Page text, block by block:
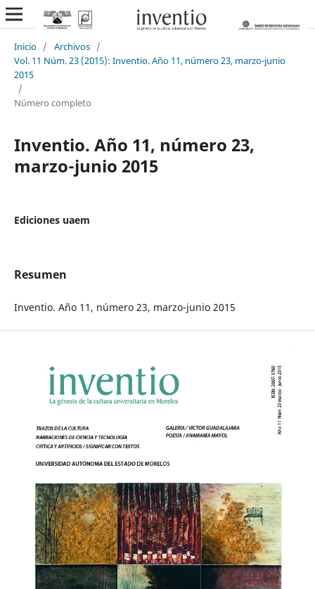
Inicio / Archivos /
Vol. 11 Núm. 23 (2015): Inventio. Año 11, número 23, marzo-junio
2015
/
Número completo
Inventio. Año 11, número 23,
marzo-junio 2015
Ediciones uaem
Resumen
Inventio. Año 11, número 23, marzo-junio 2015